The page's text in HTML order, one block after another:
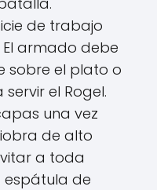
de trabajo
armado debe
sobre el plato o
el Rogel.
una vez
de alto
a toda
espátula de